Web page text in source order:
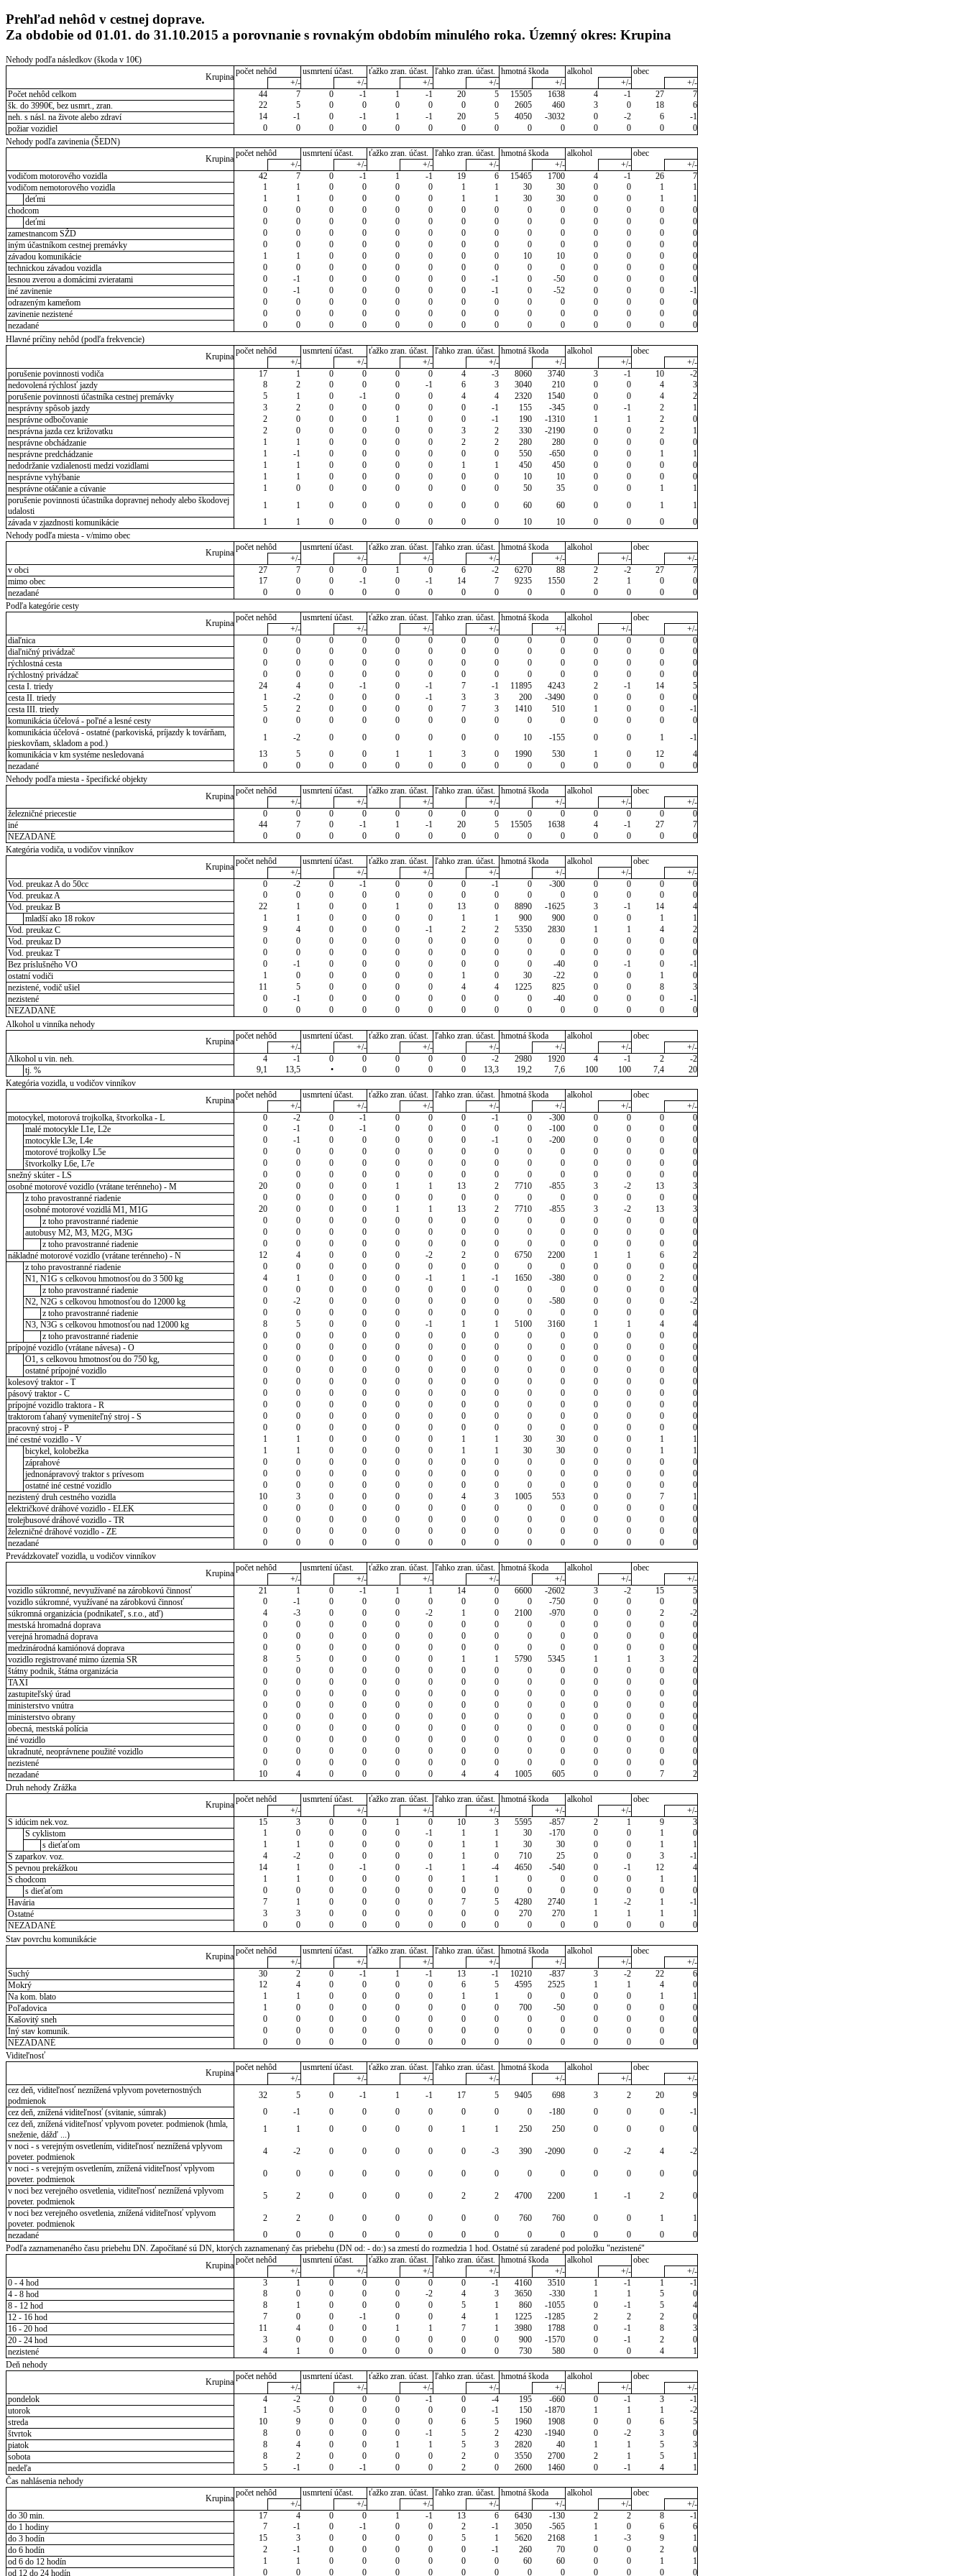
Prehľad nehôd v cestnej doprave.
Za obdobie od 01.01. do 31.10.2015 a porovnanie s rovnakým obdobím minulého roka. Územný okres: Krupina
Nehody podľa následkov (škoda v 10€)
Krupina
počet nehôd usmrtení účast. ťažko zran. účast. ľahko zran. účast. hmotná škoda alkohol
obec
+/-
+/- +/- +/- +/- +/-
+/-
Počet nehôd celkom
44 7 0 -1 1 -1 20 5 15505 1638 4 -1 27
7
šk. do 3990€, bez usmrt., zran.
22 5 0 0 0 0 0 0 2605 460 3 0 18
6
neh. s násl. na živote alebo zdraví
14 -1 0 -1 1 -1 20 5 4050 -3032 0 -2 6
-1
požiar vozidiel
0 0 0 0 0 0 0 0 0 0 0 0 0
0
Nehody podľa zavinenia (ŠEDN)
Krupina
počet nehôd usmrtení účast. ťažko zran. účast. ľahko zran. účast. hmotná škoda alkohol
obec
+/-
+/- +/- +/- +/- +/-
+/-
vodičom motorového vozidla
42 7 0 -1 1 -1 19 6 15465 1700 4 -1 26
7
vodičom nemotorového vozidla
1 1 0 0 0 0 1 1 30 30 0 0 1
1
deťmi
1 1 0 0 0 0 1 1 30 30 0 0 1
1
chodcom
0 0 0 0 0 0 0 0 0 0 0 0 0
0
deťmi
0 0 0 0 0 0 0 0 0 0 0 0 0
0
zamestnancom SŽD
0 0 0 0 0 0 0 0 0 0 0 0 0
0
iným účastníkom cestnej premávky
0 0 0 0 0 0 0 0 0 0 0 0 0
0
závadou komunikácie
1 1 0 0 0 0 0 0 10 10 0 0 0
0
technickou závadou vozidla
0 0 0 0 0 0 0 0 0 0 0 0 0
0
lesnou zverou a domácimi zvieratami
0 -1 0 0 0 0 0 -1 0 -50 0 0 0
0
iné zavinenie
0 -1 0 0 0 0 0 -1 0 -52 0 0 0
-1
odrazeným kameňom
0 0 0 0 0 0 0 0 0 0 0 0 0
0
zavinenie nezistené
0 0 0 0 0 0 0 0 0 0 0 0 0
0
nezadané
0 0 0 0 0 0 0 0 0 0 0 0 0
0
Hlavné príčiny nehôd (podľa frekvencie)
Krupina
počet nehôd usmrtení účast. ťažko zran. účast. ľahko zran. účast. hmotná škoda alkohol
obec
+/-
+/- +/- +/- +/- +/-
+/-
porušenie povinnosti vodiča
17 1 0 0 0 0 4 -3 8060 3740 3 -1 10
-2
nedovolená rýchlosť jazdy
8 2 0 0 0 -1 6 3 3040 210 0 0 4
3
porušenie povinnosti účastníka cestnej premávky
5 1 0 -1 0 0 4 4 2320 1540 0 0 4
2
nesprávny spôsob jazdy
3 2 0 0 0 0 0 -1 155 -345 0 -1 2
1
nesprávne odbočovanie
2 0 0 0 1 0 0 -1 190 -1310 1 1 2
0
nesprávna jazda cez križovatku
2 0 0 0 0 0 3 2 330 -2190 0 0 2
1
nesprávne obchádzanie
1 1 0 0 0 0 2 2 280 280 0 0 0
0
nesprávne predchádzanie
1 -1 0 0 0 0 0 0 550 -650 0 0 1
1
nedodržanie vzdialenosti medzi vozidlami
1 1 0 0 0 0 1 1 450 450 0 0 0
0
nesprávne vyhýbanie
1 1 0 0 0 0 0 0 10 10 0 0 0
0
nesprávne otáčanie a cúvanie
1 0 0 0 0 0 0 0 50 35 0 0 1
1
porušenie povinnosti účastníka dopravnej nehody alebo škodovej
udalosti
1 1 0 0 0 0 0 0 60 60 0 0 1
1
závada v zjazdnosti komunikácie
1 1 0 0 0 0 0 0 10 10 0 0 0
0
Nehody podľa miesta - v/mimo obec
Krupina
počet nehôd usmrtení účast. ťažko zran. účast. ľahko zran. účast. hmotná škoda alkohol
obec
+/-
+/- +/- +/- +/- +/-
+/-
v obci
27 7 0 0 1 0 6 -2 6270 88 2 -2 27
7
mimo obec
17 0 0 -1 0 -1 14 7 9235 1550 2 1 0
0
nezadané
0 0 0 0 0 0 0 0 0 0 0 0 0
0
Podľa kategórie cesty
Krupina
počet nehôd usmrtení účast. ťažko zran. účast. ľahko zran. účast. hmotná škoda alkohol
obec
+/-
+/- +/- +/- +/- +/-
+/-
diaľnica
0 0 0 0 0 0 0 0 0 0 0 0 0
0
diaľničný privádzač
0 0 0 0 0 0 0 0 0 0 0 0 0
0
rýchlostná cesta
0 0 0 0 0 0 0 0 0 0 0 0 0
0
rýchlostný privádzač
0 0 0 0 0 0 0 0 0 0 0 0 0
0
cesta I. triedy
24 4 0 -1 0 -1 7 -1 11895 4243 2 -1 14
5
cesta II. triedy
1 -2 0 0 0 -1 3 3 200 -3490 0 0 0
0
cesta III. triedy
5 2 0 0 0 0 7 3 1410 510 1 0 0
-1
komunikácia účelová - poľné a lesné cesty
0 0 0 0 0 0 0 0 0 0 0 0 0
0
komunikácia účelová - ostatné (parkoviská, príjazdy k továrňam,
pieskovňam, skladom a pod.)
1 -2 0 0 0 0 0 0 10 -155 0 0 1
-1
komunikácia v km systéme nesledovaná
13 5 0 0 1 1 3 0 1990 530 1 0 12
4
nezadané
0 0 0 0 0 0 0 0 0 0 0 0 0
0
Nehody podľa miesta - špecifické objekty
Krupina
počet nehôd usmrtení účast. ťažko zran. účast. ľahko zran. účast. hmotná škoda alkohol
obec
+/-
+/- +/- +/- +/- +/-
+/-
železničné priecestie
0 0 0 0 0 0 0 0 0 0 0 0 0
0
iné
44 7 0 -1 1 -1 20 5 15505 1638 4 -1 27
7
NEZADANÉ
0 0 0 0 0 0 0 0 0 0 0 0 0
0
Kategória vodiča, u vodičov vinníkov
Krupina
počet nehôd usmrtení účast. ťažko zran. účast. ľahko zran. účast. hmotná škoda alkohol
obec
+/-
+/- +/- +/- +/- +/-
+/-
Vod. preukaz A do 50cc
0 -2 0 -1 0 0 0 -1 0 -300 0 0 0
0
Vod. preukaz A
0 0 0 0 0 0 0 0 0 0 0 0 0
0
Vod. preukaz B
22 1 0 0 1 0 13 0 8890 -1625 3 -1 14
4
mladší ako 18 rokov
1 1 0 0 0 0 1 1 900 900 0 0 1
1
Vod. preukaz C
9 4 0 0 0 -1 2 2 5350 2830 1 1 4
2
Vod. preukaz D
0 0 0 0 0 0 0 0 0 0 0 0 0
0
Vod. preukaz T
0 0 0 0 0 0 0 0 0 0 0 0 0
0
Bez príslušného VO
0 -1 0 0 0 0 0 0 0 -40 0 -1 0
-1
ostatní vodiči
1 0 0 0 0 0 1 0 30 -22 0 0 1
0
nezistené, vodič ušiel
11 5 0 0 0 0 4 4 1225 825 0 0 8
3
nezistené
0 -1 0 0 0 0 0 0 0 -40 0 0 0
-1
NEZADANÉ
0 0 0 0 0 0 0 0 0 0 0 0 0
0
Alkohol u vinníka nehody
Krupina
počet nehôd usmrtení účast. ťažko zran. účast. ľahko zran. účast. hmotná škoda alkohol
obec
+/-
+/- +/- +/- +/- +/-
+/-
Alkohol u vin. neh.
4 -1 0 0 0 0 0 -2 2980 1920 4 -1 2
-2
tj. %
9,1 13,5 • 0 0 0 0 13,3 19,2 7,6 100 100 7,4
20
Kategória vozidla, u vodičov vinníkov
Krupina
počet nehôd usmrtení účast. ťažko zran. účast. ľahko zran. účast. hmotná škoda alkohol
obec
+/-
+/- +/- +/- +/- +/-
+/-
motocykel, motorová trojkolka, štvorkolka - L
0 -2 0 -1 0 0 0 -1 0 -300 0 0 0
0
malé motocykle L1e, L2e
0 -1 0 -1 0 0 0 0 0 -100 0 0 0
0
motocykle L3e, L4e
0 -1 0 0 0 0 0 -1 0 -200 0 0 0
0
motorové trojkolky L5e
0 0 0 0 0 0 0 0 0 0 0 0 0
0
štvorkolky L6e, L7e
0 0 0 0 0 0 0 0 0 0 0 0 0
0
snežný skúter - LS
0 0 0 0 0 0 0 0 0 0 0 0 0
0
osobné motorové vozidlo (vrátane terénneho) - M
20 0 0 0 1 1 13 2 7710 -855 3 -2 13
3
z toho pravostranné riadenie
0 0 0 0 0 0 0 0 0 0 0 0 0
0
osobné motorové vozidlá M1, M1G
20 0 0 0 1 1 13 2 7710 -855 3 -2 13
3
z toho pravostranné riadenie
0 0 0 0 0 0 0 0 0 0 0 0 0
0
autobusy M2, M3, M2G, M3G
0 0 0 0 0 0 0 0 0 0 0 0 0
0
z toho pravostranné riadenie
0 0 0 0 0 0 0 0 0 0 0 0 0
0
nákladné motorové vozidlo (vrátane terénneho) - N
12 4 0 0 0 -2 2 0 6750 2200 1 1 6
2
z toho pravostranné riadenie
0 0 0 0 0 0 0 0 0 0 0 0 0
0
N1, N1G s celkovou hmotnosťou do 3 500 kg
4 1 0 0 0 -1 1 -1 1650 -380 0 0 2
0
z toho pravostranné riadenie
0 0 0 0 0 0 0 0 0 0 0 0 0
0
N2, N2G s celkovou hmotnosťou do 12000 kg
0 -2 0 0 0 0 0 0 0 -580 0 0 0
-2
z toho pravostranné riadenie
0 0 0 0 0 0 0 0 0 0 0 0 0
0
N3, N3G s celkovou hmotnosťou nad 12000 kg
8 5 0 0 0 -1 1 1 5100 3160 1 1 4
4
z toho pravostranné riadenie
0 0 0 0 0 0 0 0 0 0 0 0 0
0
prípojné vozidlo (vrátane návesa) - O
0 0 0 0 0 0 0 0 0 0 0 0 0
0
O1, s celkovou hmotnosťou do 750 kg,
0 0 0 0 0 0 0 0 0 0 0 0 0
0
ostatné prípojné vozidlo
0 0 0 0 0 0 0 0 0 0 0 0 0
0
kolesový traktor - T
0 0 0 0 0 0 0 0 0 0 0 0 0
0
pásový traktor - C
0 0 0 0 0 0 0 0 0 0 0 0 0
0
prípojné vozidlo traktora - R
0 0 0 0 0 0 0 0 0 0 0 0 0
0
traktorom ťahaný vymeniteľný stroj - S
0 0 0 0 0 0 0 0 0 0 0 0 0
0
pracovný stroj - P
0 0 0 0 0 0 0 0 0 0 0 0 0
0
iné cestné vozidlo - V
1 1 0 0 0 0 1 1 30 30 0 0 1
1
bicykel, kolobežka
1 1 0 0 0 0 1 1 30 30 0 0 1
1
záprahové
0 0 0 0 0 0 0 0 0 0 0 0 0
0
jednonápravový traktor s prívesom
0 0 0 0 0 0 0 0 0 0 0 0 0
0
ostatné iné cestné vozidlo
0 0 0 0 0 0 0 0 0 0 0 0 0
0
nezistený druh cestného vozidla
10 3 0 0 0 0 4 3 1005 553 0 0 7
1
električkové dráhové vozidlo - ELEK
0 0 0 0 0 0 0 0 0 0 0 0 0
0
trolejbusové dráhové vozidlo - TR
0 0 0 0 0 0 0 0 0 0 0 0 0
0
železničné dráhové vozidlo - ZE
0 0 0 0 0 0 0 0 0 0 0 0 0
0
nezadané
0 0 0 0 0 0 0 0 0 0 0 0 0
0
Prevádzkovateľ vozidla, u vodičov vinníkov
Krupina
počet nehôd usmrtení účast. ťažko zran. účast. ľahko zran. účast. hmotná škoda alkohol
obec
+/-
+/- +/- +/- +/- +/-
+/-
vozidlo súkromné, nevyužívané na zárobkovú činnosť
21 1 0 -1 1 1 14 0 6600 -2602 3 -2 15
5
vozidlo súkromné, využívané na zárobkovú činnosť
0 -1 0 0 0 0 0 0 0 -750 0 0 0
0
súkromná organizácia (podnikateľ, s.r.o., atď)
4 -3 0 0 0 -2 1 0 2100 -970 0 0 2
-2
mestská hromadná doprava
0 0 0 0 0 0 0 0 0 0 0 0 0
0
verejná hromadná doprava
0 0 0 0 0 0 0 0 0 0 0 0 0
0
medzinárodná kamiónová doprava
0 0 0 0 0 0 0 0 0 0 0 0 0
0
vozidlo registrované mimo územia SR
8 5 0 0 0 0 1 1 5790 5345 1 1 3
2
štátny podnik, štátna organizácia
0 0 0 0 0 0 0 0 0 0 0 0 0
0
TAXI
0 0 0 0 0 0 0 0 0 0 0 0 0
0
zastupiteľský úrad
0 0 0 0 0 0 0 0 0 0 0 0 0
0
ministerstvo vnútra
0 0 0 0 0 0 0 0 0 0 0 0 0
0
ministerstvo obrany
0 0 0 0 0 0 0 0 0 0 0 0 0
0
obecná, mestská polícia
0 0 0 0 0 0 0 0 0 0 0 0 0
0
iné vozidlo
0 0 0 0 0 0 0 0 0 0 0 0 0
0
ukradnuté, neoprávnene použité vozidlo
0 0 0 0 0 0 0 0 0 0 0 0 0
0
nezistené
0 0 0 0 0 0 0 0 0 0 0 0 0
0
nezadané
10 4 0 0 0 0 4 4 1005 605 0 0 7
2
Druh nehody Zrážka
Krupina
počet nehôd usmrtení účast. ťažko zran. účast. ľahko zran. účast. hmotná škoda alkohol
obec
+/-
+/- +/- +/- +/- +/-
+/-
S idúcim nek.voz.
15 3 0 0 1 0 10 3 5595 -857 2 1 9
3
S cyklistom
1 0 0 0 0 -1 1 1 30 -170 0 0 1
0
s dieťaťom
1 1 0 0 0 0 1 1 30 30 0 0 1
1
S zaparkov. voz.
4 -2 0 0 0 0 1 0 710 25 0 0 3
-1
S pevnou prekážkou
14 1 0 -1 0 -1 1 -4 4650 -540 0 -1 12
4
S chodcom
1 1 0 0 0 0 1 1 0 0 0 0 1
1
s dieťaťom
0 0 0 0 0 0 0 0 0 0 0 0 0
0
Havária
7 1 0 0 0 0 7 5 4280 2740 1 -2 1
-1
Ostatné
3 3 0 0 0 0 0 0 270 270 1 1 1
1
NEZADANÉ
0 0 0 0 0 0 0 0 0 0 0 0 0
0
Stav povrchu komunikácie
Krupina
počet nehôd usmrtení účast. ťažko zran. účast. ľahko zran. účast. hmotná škoda alkohol
obec
+/-
+/- +/- +/- +/- +/-
+/-
Suchý
30 2 0 -1 1 -1 13 -1 10210 -837 3 -2 22
6
Mokrý
12 4 0 0 0 0 6 5 4595 2525 1 1 4
0
Na kom. blato
1 1 0 0 0 0 1 1 0 0 0 0 1
1
Poľadovica
1 0 0 0 0 0 0 0 700 -50 0 0 0
0
Kašovitý sneh
0 0 0 0 0 0 0 0 0 0 0 0 0
0
Iný stav komunik.
0 0 0 0 0 0 0 0 0 0 0 0 0
0
NEZADANÉ
0 0 0 0 0 0 0 0 0 0 0 0 0
0
Viditeľnosť
Krupina
počet nehôd usmrtení účast. ťažko zran. účast. ľahko zran. účast. hmotná škoda alkohol
obec
+/-
+/- +/- +/- +/- +/-
+/-
cez deň, viditeľnosť neznížená vplyvom poveternostných
podmienok
32 5 0 -1 1 -1 17 5 9405 698 3 2 20
9
cez deň, znížená viditeľnosť (svitanie, súmrak)
0 -1 0 0 0 0 0 0 0 -180 0 0 0
-1
cez deň, znížená viditeľnosť vplyvom poveter. podmienok (hmla,
sneženie, dážď ...)
1 1 0 0 0 0 1 1 250 250 0 0 0
0
v noci - s verejným osvetlením, viditeľnosť neznížená vplyvom
poveter. podmienok
4 -2 0 0 0 0 0 -3 390 -2090 0 -2 4
-2
v noci - s verejným osvetlením, znížená viditeľnosť vplyvom
poveter. podmienok
0 0 0 0 0 0 0 0 0 0 0 0 0
0
v noci bez verejného osvetlenia, viditeľnosť neznížená vplyvom
poveter. podmienok
5 2 0 0 0 0 2 2 4700 2200 1 -1 2
0
v noci bez verejného osvetlenia, znížená viditeľnosť vplyvom
poveter. podmienok
2 2 0 0 0 0 0 0 760 760 0 0 1
1
nezadané
0 0 0 0 0 0 0 0 0 0 0 0 0
0
Podľa zaznamenaného času priebehu DN. Započítané sú DN, ktorých zaznamenaný čas priebehu (DN od: - do:) sa zmestí do rozmedzia 1 hod. Ostatné sú zaradené pod položku "nezistené"
Krupina
počet nehôd usmrtení účast. ťažko zran. účast. ľahko zran. účast. hmotná škoda alkohol
obec
+/-
+/- +/- +/- +/- +/-
+/-
0 - 4 hod
3 1 0 0 0 0 0 -1 4160 3510 1 -1 1
-1
4 - 8 hod
8 0 0 0 0 -2 4 3 3650 -330 1 1 5
0
8 - 12 hod
8 1 0 0 0 0 5 1 860 -1055 0 -1 5
4
12 - 16 hod
7 0 0 -1 0 0 4 1 1225 -1285 2 2 2
0
16 - 20 hod
11 4 0 0 1 1 7 1 3980 1788 0 -1 8
3
20 - 24 hod
3 0 0 0 0 0 0 0 900 -1570 0 -1 2
0
nezistené
4 1 0 0 0 0 0 0 730 580 0 0 4
1
Deň nehody
Krupina
počet nehôd usmrtení účast. ťažko zran. účast. ľahko zran. účast. hmotná škoda alkohol
obec
+/-
+/- +/- +/- +/- +/-
+/-
pondelok
4 -2 0 0 0 -1 0 -4 195 -660 0 -1 3
-1
utorok
1 -5 0 0 0 0 0 -1 150 -1870 1 1 1
-2
streda
10 9 0 0 0 0 6 5 1960 1908 0 0 6
5
štvrtok
8 0 0 0 0 -1 5 2 4230 -1940 0 -2 3
0
piatok
8 4 0 0 1 1 5 3 2820 40 1 1 5
3
sobota
8 2 0 0 0 0 2 0 3550 2700 2 1 5
1
nedeľa
5 -1 0 -1 0 0 2 0 2600 1460 0 -1 4
1
Čas nahlásenia nehody
Krupina
počet nehôd usmrtení účast. ťažko zran. účast. ľahko zran. účast. hmotná škoda alkohol
obec
+/-
+/- +/- +/- +/- +/-
+/-
do 30 min.
17 4 0 0 1 -1 13 6 6430 -130 2 2 8
-1
do 1 hodiny
7 -1 0 -1 0 0 2 -1 3050 -565 1 0 6
6
do 3 hodín
15 3 0 0 0 0 5 1 5620 2168 1 -3 9
1
do 6 hodín
2 -1 0 0 0 0 0 -1 260 70 0 0 2
0
od 6 do 12 hodín
1 1 0 0 0 0 0 0 60 60 0 0 1
1
od 12 do 24 hodín
0 0 0 0 0 0 0 0 0 0 0 0 0 0